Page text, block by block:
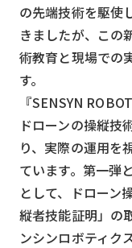
DX
ニュース
デジタルサイネー
カメラ
Wi-Fi
SaaS
AI
おすすめ
の先端技術を駆使
きましたが、この
術教育と現場での
す。
『SENSYN
ドローンの操縦技
り、実際の運用を
ています。第一弾
として、ドローン
縦者技能証明」の
ンシンロボティク